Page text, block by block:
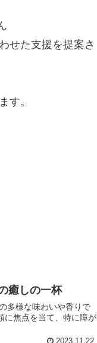
た支援を提案さ
す。
癒しの一杯
多様な味わいや香りで
に焦点を当て、特に障が
2023.11.22